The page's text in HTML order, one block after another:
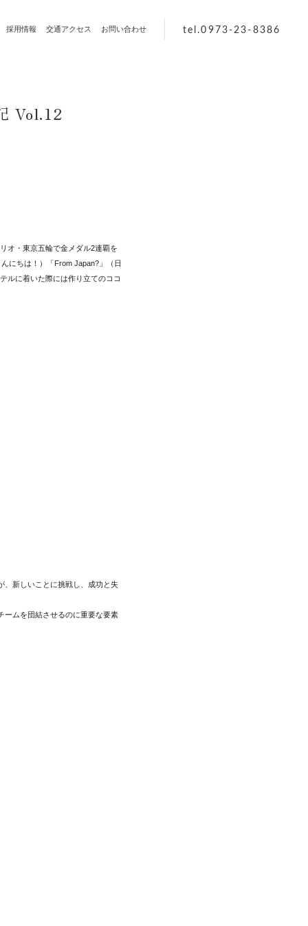
採用情報 交通アクセス お問い合わせ tel.0973-23-8386
Vol.12
オ・東京五輪で金メダル2連覇を
にちは！）「From Japan?」（日
ルに着いた際には作り立てのココ
、新しいことに挑戦し、成功と失
ームを団結させるのに重要な要素